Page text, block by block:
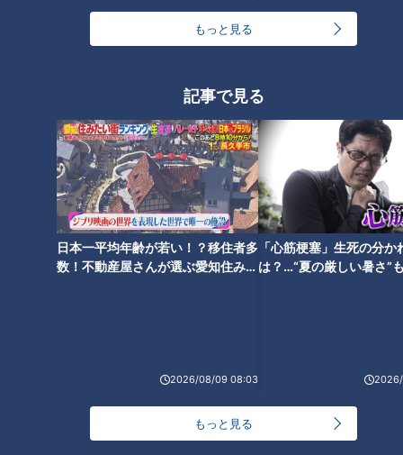
もっと見る
記事で見る
日本一平均年齢が若い！？移住者多
数！不動産屋さんが選ぶ愛知住みた
2026/08/09 08:03
「心筋梗塞」生死の分か
は？…“夏の厳しい暑さ”
もっと見る
太田光 R -1石井アナに・・
【落ちた試験は車の免許だけ！
山口真由流"受験必勝法"とは】
あと10分、生でしゃべります＃
【“熱湯風呂”誕生秘話 元祖リア
クション芸はたけし軍団!?】あ
と10分、生でしゃべります＃38
【鈴木紗理奈 ゴゴスマスタッフ
にもの申す！ゴゴスマ弁当事件
とは？】あと10分、生でしゃべ
ります＃44
タグ
番組紹介
ゴゴスマ